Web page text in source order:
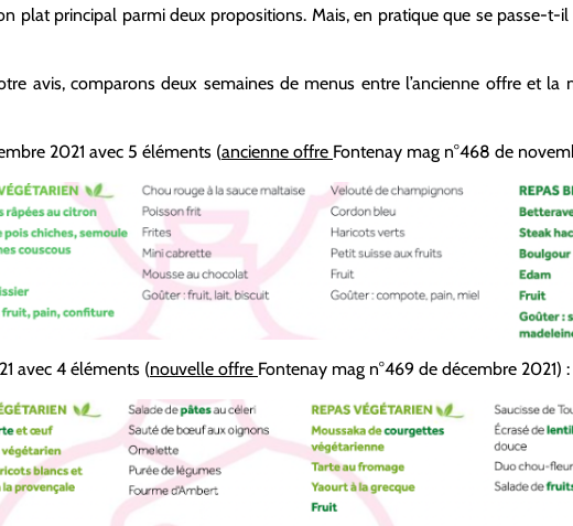
plat principal parmi deux propositions. Mais, en pratique que se passe-t-il
avis, comparons deux semaines de menus entre l’ancienne offre et la
2021 avec 5 éléments (ancienne offre Fontenay mag n°468 de
avec 4 éléments (nouvelle offre Fontenay mag n°469 de décembre 2021) :